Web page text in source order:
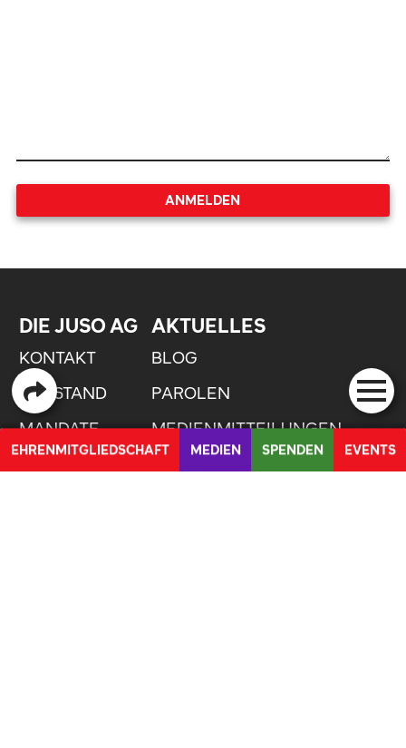
ANMELDEN
DIE JUSO AG
KONTAKT
VORSTAND
MANDATE
AKTUELLES
BLOG
PAROLEN
MEDIENMITTEILUNGEN
EHRENMITGLIEDSCHAFT MEDIEN SPENDEN EVENTS